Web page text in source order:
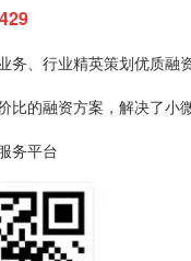
务、行业精英策划优质融
比的融资方案，解决了小
务平台